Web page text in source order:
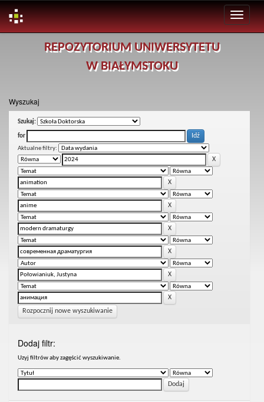
REPOZYTORIUM UNIWERSYTETU
W BIAŁYMSTOKU
Wyszukaj
Szukaj:
for
Aktualne filtry:
Rozpocznij nowe wyszukiwanie
Dodaj filtr:
Uzyj filtrów aby zagęścić wyszukiwanie.